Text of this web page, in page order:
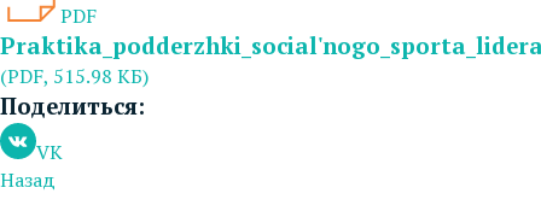
PDF
(PDF, 515.98 КБ)
Поделиться:
VK
Назад